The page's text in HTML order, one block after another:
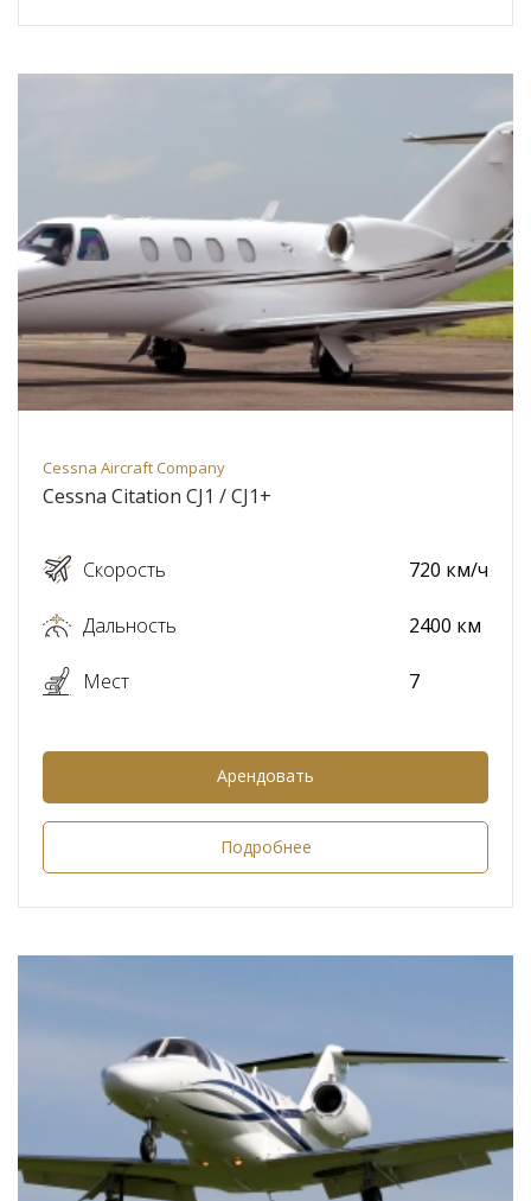
Cessna Aircraft Company
Cessna Citation CJ1 / CJ1+
Скорость
Дальность
Мест
720 км/ч
2400 км
7
Арендовать
Подробнее